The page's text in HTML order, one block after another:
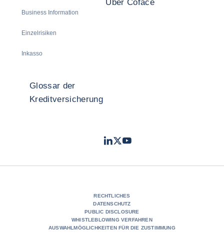
Business Information
Einzelrisiken
Inkasso
Über Coface
Glossar der
Kreditversicherung
LinkedIn
TwitterYoutube
RECHTLICHES
DATENSCHUTZ
PUBLIC DISCLOSURE
WHISTLEBLOWING VERFAHREN
AUSWAHLMÖGLICHKEITEN FÜR DIE ZUSTIMMUNG